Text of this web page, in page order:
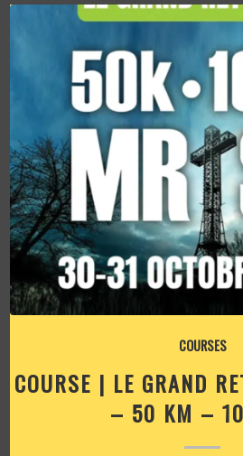
COURSES
COURSE | LE GRAND
– 50 KM –